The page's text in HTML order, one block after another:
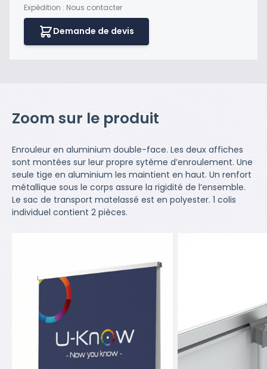
Expédition : Nous contacter
Demande de devis
Zoom sur le produit
Enrouleur en aluminium double-face. Les deux affiches
sont montées sur leur propre sytème d’enroulement. Une
seule tige en aluminium les maintient en haut. Un renfort
métallique sous le corps assure la rigidité de l’ensemble.
Le sac de transport matelassé est en polyester. 1 colis
individuel contient 2 pièces.